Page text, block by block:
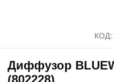
КОД:
Диффузор
(802228)